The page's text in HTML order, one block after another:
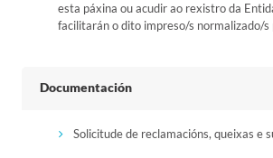
esta páxina ou acudir ao rexistro da
facilitarán o dito impreso/s normalizado/s
Documentación
Solicitude de reclamacións, queixas e